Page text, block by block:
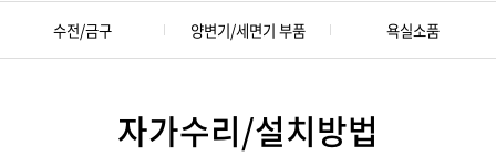
수전/금구 양변기/세면기 부품 욕실소품
자가수리/설치방법